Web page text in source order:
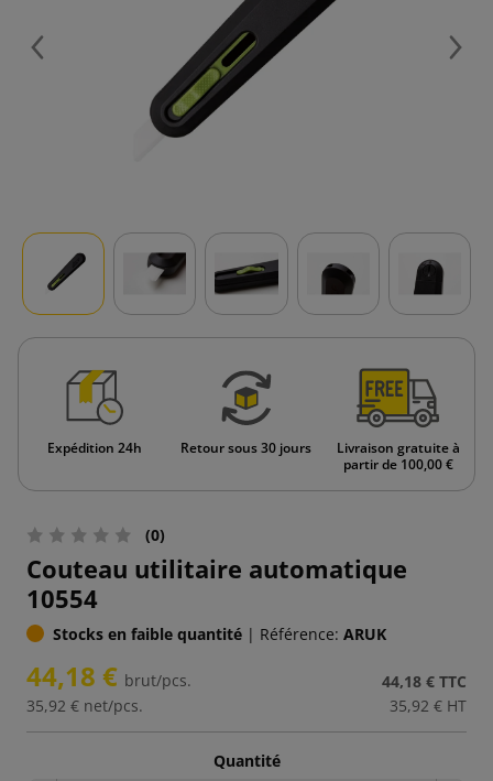
Précédent
Expédition 24h Retour sous 30 jours
Livraison gratuite à
partir de 100,00 €
(0)
Couteau utilitaire automatique
10554
Stocks en faible quantité | Référence: ARUK
44,18 € brut/pcs.
35,92 € net/pcs.
44,18 € TTC
35,92 € HT
Quantité